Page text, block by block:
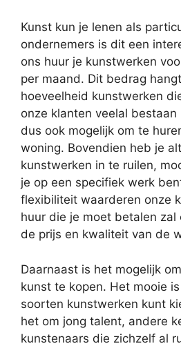
Kunst kun je lenen als
ondernemers is dit een
ons huur je kunstwerken
per maand. Dit bedrag
hoeveelheid kunstwerken
onze klanten veelal
dus ook mogelijk om te
woning. Bovendien heb je
kunstwerken in te ruilen,
je op een specifiek werk
flexibiliteit waarderen onze
huur die je moet betalen zal
de prijs en kwaliteit van de
Daarnaast is het mogelijk
kunst te kopen. Het mooie
soorten kunstwerken kunt
het om jong talent, andere
kunstenaars die zichzelf al